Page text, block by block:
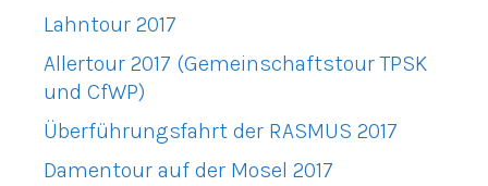
Lahntour 2017
Allertour 2017 (Gemeinschaftstour TPSK
und CfWP)
Überführungsfahrt der RASMUS 2017
Damentour auf der Mosel 2017